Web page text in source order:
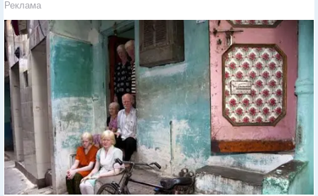
Реклама